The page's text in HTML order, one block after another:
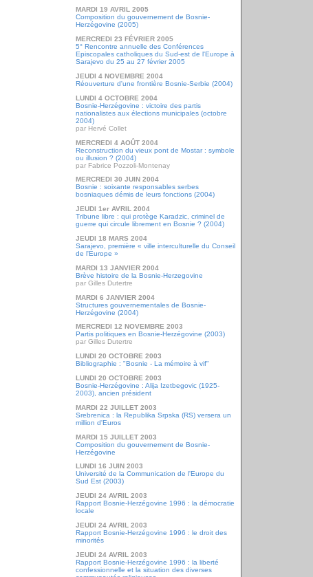
MARDI 19 AVRIL 2005
Composition du gouvernement de Bosnie-
Herzégovine (2005)
MERCREDI 23 FÉVRIER 2005
5° Rencontre annuelle des Conférences
Episcopales catholiques du Sud-est de l'Europe à
Sarajevo du 25 au 27 février 2005
JEUDI 4 NOVEMBRE 2004
Réouverture d'une frontière Bosnie-Serbie (2004)
LUNDI 4 OCTOBRE 2004
Bosnie-Herzégovine : victoire des partis
nationalistes aux élections municipales (octobre
2004)
par Hervé Collet
MERCREDI 4 AOÛT 2004
Reconstruction du vieux pont de Mostar : symbole
ou illusion ? (2004)
par Fabrice Pozzoli-Montenay
MERCREDI 30 JUIN 2004
Bosnie : soixante responsables serbes
bosniaques démis de leurs fonctions (2004)
JEUDI 1er AVRIL 2004
Tribune libre : qui protège Karadzic, criminel de
guerre qui circule librement en Bosnie ? (2004)
JEUDI 18 MARS 2004
Sarajevo, première « ville interculturelle du Conseil
de l'Europe »
MARDI 13 JANVIER 2004
Brève histoire de la Bosnie-Herzegovine
par Gilles Dutertre
MARDI 6 JANVIER 2004
Structures gouvernementales de Bosnie-
Herzégovine (2004)
MERCREDI 12 NOVEMBRE 2003
Partis politiques en Bosnie-Herzégovine (2003)
par Gilles Dutertre
LUNDI 20 OCTOBRE 2003
Bibliographie : "Bosnie - La mémoire à vif"
LUNDI 20 OCTOBRE 2003
Bosnie-Herzégovine : Alija Izetbegovic (1925-
2003), ancien président
MARDI 22 JUILLET 2003
Srebrenica : la Republika Srpska (RS) versera un
million d'Euros
MARDI 15 JUILLET 2003
Composition du gouvernement de Bosnie-
Herzégovine
LUNDI 16 JUIN 2003
Université de la Communication de l'Europe du
Sud Est (2003)
JEUDI 24 AVRIL 2003
Rapport Bosnie-Herzégovine 1996 : la démocratie
locale
JEUDI 24 AVRIL 2003
Rapport Bosnie-Herzégovine 1996 : le droit des
minorités
JEUDI 24 AVRIL 2003
Rapport Bosnie-Herzégovine 1996 : la liberté
confessionnelle et la situation des diverses